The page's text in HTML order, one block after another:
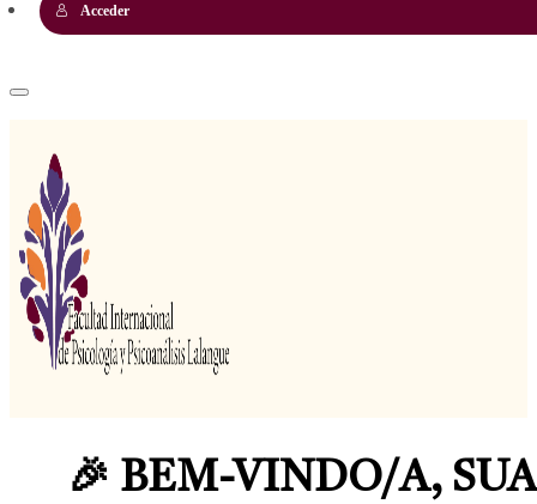
Acceder
🎉 BEM-VINDO/A,